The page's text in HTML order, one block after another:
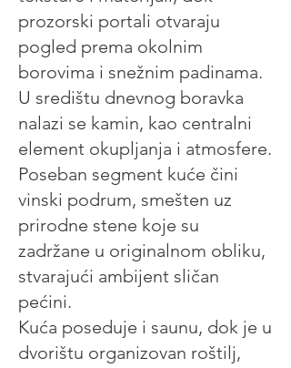
prozorski portali otvaraju
pogled prema okolnim
borovima i snežnim padinama.
U središtu dnevnog boravka
nalazi se kamin, kao centralni
element okupljanja i atmosfere.
Poseban segment kuće čini
vinski podrum, smešten uz
prirodne stene koje su
zadržane u originalnom obliku,
stvarajući ambijent sličan
pećini.
Kuća poseduje i saunu, dok je u
dvorištu organizovan roštilj,